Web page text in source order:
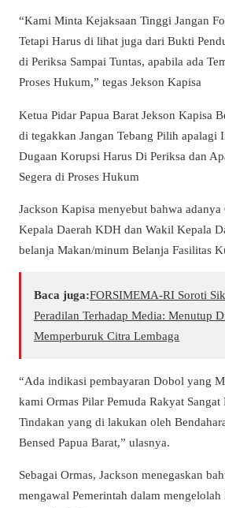
“Kami Minta Kejaksaan Tinggi Jangan
Tetapi Harus di lihat juga dari Bukti
di Periksa Sampai Tuntas, apabila ada
Proses Hukum,” tegas Jekson Kapisa
Ketua Pidar Papua Barat Jekson Kapisa
di tegakkan Jangan Tebang Pilih apalagi
Dugaan Korupsi Harus Di Periksa dan
Segera di Proses Hukum
Jackson Kapisa menyebut bahwa
Kepala Daerah KDH dan Wakil Kepala
belanja Makan/minum Belanja Fasilitas
Baca juga:​FORSIMEMA-RI Soroti
Peradilan Terhadap Media: Menutup
Memperburuk Citra Lembaga
“Ada indikasi pembayaran Dobol yang
kami Ormas Pilar Pemuda Rakyat
Tindakan yang di lakukan oleh
Bensed Papua Barat,” ulasnya.
Sebagai Ormas, Jackson menegaskan
mengawal Pemerintah dalam mengelolah